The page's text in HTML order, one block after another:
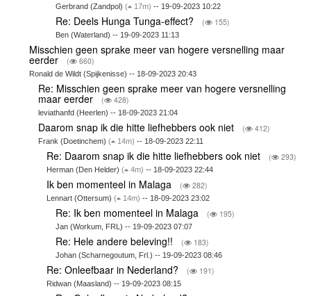
Gerbrand (Zandpol) ( 17m) -- 19-09-2023 10:22
Re: Deels Hunga Tunga-effect? ( 155)
Ben (Waterland) -- 19-09-2023 11:13
Misschien geen sprake meer van hogere versnelling maar
eerder ( 660)
Ronald de Wildt (Spijkenisse) -- 18-09-2023 20:43
Re: Misschien geen sprake meer van hogere versnelling
maar eerder ( 428)
leviathanfd (Heerlen) -- 18-09-2023 21:04
Daarom snap ik die hitte liefhebbers ook niet ( 412)
Frank (Doetinchem) ( 14m) -- 18-09-2023 22:11
Re: Daarom snap ik die hitte liefhebbers ook niet ( 293)
Herman (Den Helder)( 4m) -- 18-09-2023 22:44
Ik ben momenteel in Malaga ( 282)
Lennart (Ottersum)( 14m) -- 18-09-2023 23:02
Re: Ik ben momenteel in Malaga ( 195)
Jan (Workum, FRL) -- 19-09-2023 07:07
Re: Hele andere beleving!! ( 183)
Johan (Scharnegoutum, Frl.) -- 19-09-2023 08:46
Re: Onleefbaar in Nederland? ( 191)
Ridwan (Maasland) -- 19-09-2023 08:15